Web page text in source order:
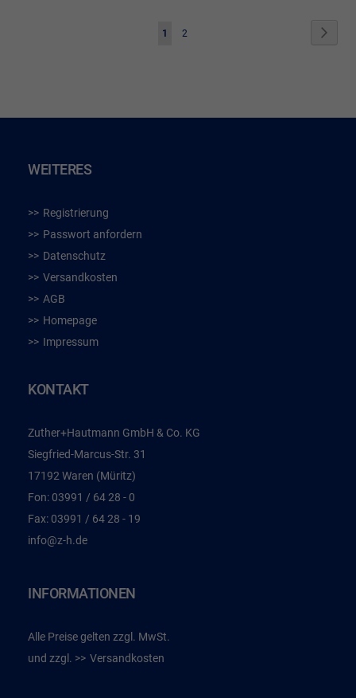
Seite
Sie
1 Seite
2
WEITERES
Registrierung
Passwort anfordern
Datenschutz
Versandkosten
AGB
Homepage
Impressum
KONTAKT
Zuther+Hautmann GmbH & Co. KG
Siegfried-Marcus-Str. 31
17192 Waren (Müritz)
Fon: 03991 / 64 28 - 0
Fax: 03991 / 64 28 - 19
info@z-h.de
INFORMATIONEN
Alle Preise gelten zzgl. MwSt.
und zzgl.
Versandkosten